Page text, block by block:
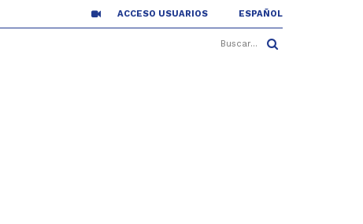
ACCESO USUARIOS ESPAÑOL